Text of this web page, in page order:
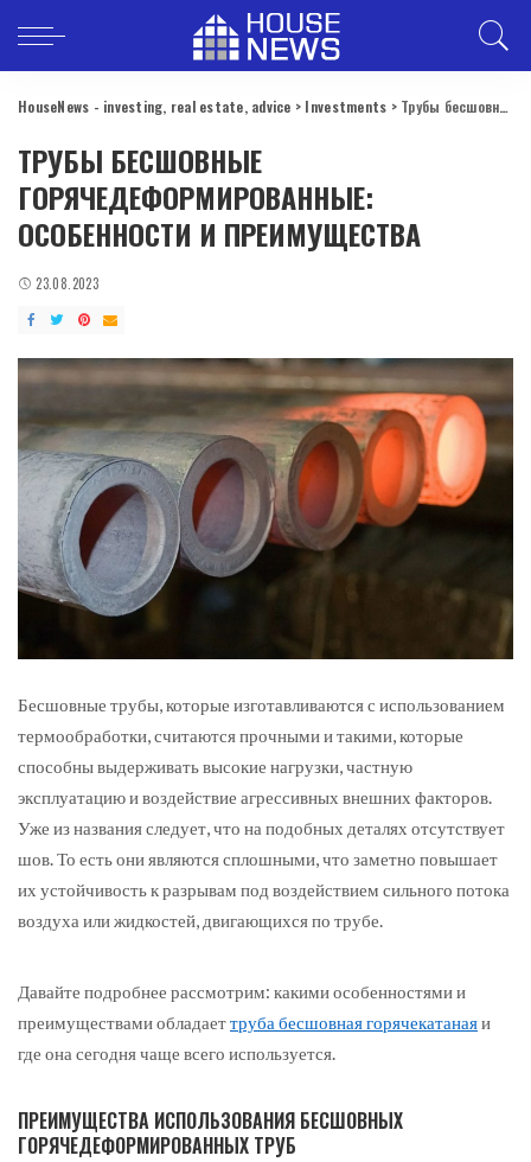
HouseNews - investing, real estate, advice > Investments > Трубы бесшовные горячедеформированные: особенности и преимущества
ТРУБЫ БЕСШОВНЫЕ
ГОРЯЧЕДЕФОРМИРОВАННЫЕ:
ОСОБЕННОСТИ И ПРЕИМУЩЕСТВА
23.08.2023
Бесшовные трубы, которые изготавливаются с использованием
термообработки, считаются прочными и такими, которые
способны выдерживать высокие нагрузки, частную
эксплуатацию и воздействие агрессивных внешних факторов.
Уже из названия следует, что на подобных деталях отсутствует
шов. То есть они являются сплошными, что заметно повышает
их устойчивость к разрывам под воздействием сильного потока
воздуха или жидкостей, двигающихся по трубе.
Давайте подробнее рассмотрим: какими особенностями и
преимуществами обладаеттруба бесшовная горячекатанаяи
где она сегодня чаще всего используется.
ПРЕИМУЩЕСТВА ИСПОЛЬЗОВАНИЯ БЕСШОВНЫХ
ГОРЯЧЕДЕФОРМИРОВАННЫХ ТРУБ